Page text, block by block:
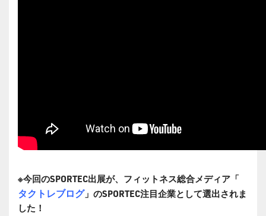
※今回のSPORTEC出展が、フィットネス総合メディア「
タクトレブログ」のSPORTEC注目企業として選出されま
した！